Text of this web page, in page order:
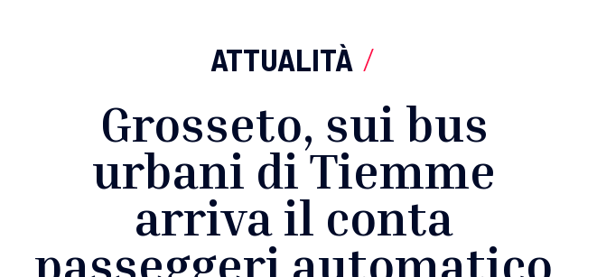
ATTUALITÀ /
Grosseto, sui bus
urbani di Tiemme
arriva il conta
passeggeri automatico